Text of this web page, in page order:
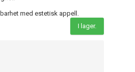
med estetisk appell.
I lager.